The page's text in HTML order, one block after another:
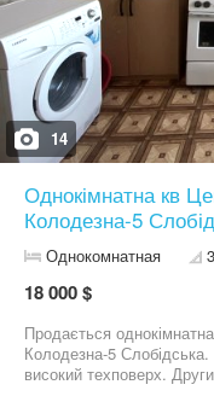
14
Однокімнатна кв
Колодезна-5
Однокомнатная
18 000 $
Продається
Колодезна-5
високий техповерх.